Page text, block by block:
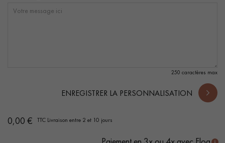
VOUS AVEZ UN PROJET ?
250 caractères max
ENREGISTRER LA PERSONNALISATION
0,00 € TTC Livraison entre 2 et 10 jours